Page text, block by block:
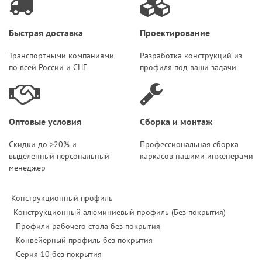
Быстрая доставка
Транспортными компаниями
по всей России и СНГ
Проектирование
Разработка конструкций из
профиля под ваши задачи
Оптовые условия
Скидки до >20% и
выделенный персональный
менеджер
Сборка и монтаж
Профессиональная сборка
каркасов нашими инженерами
Конструкционный профиль
Конструкционный алюминиевый профиль (Без покрытия)
Профили рабочего стола без покрытия
Конвейерный профиль без покрытия
Серия 10 без покрытия